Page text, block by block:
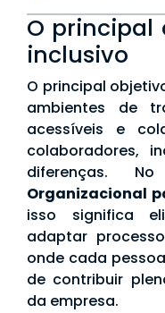
O principal
inclusivo
O principal
ambientes de
acessíveis e
colaboradores,
diferenças.
Organizacional
isso significa
adaptar
onde cada
de contribuir
da empresa.